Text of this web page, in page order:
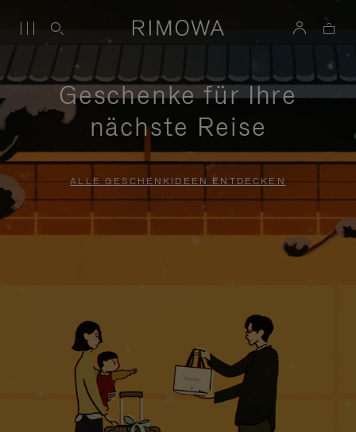
Geschenke für Ihre
nächste Reise
ALLE GESCHENKIDEEN ENTDECKEN